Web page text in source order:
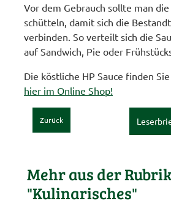
Vor dem Gebrauch sollte man die
schütteln, damit sich die
verbinden. So verteilt sich die
auf Sandwich, Pie oder
Die köstliche HP Sauce finden Sie
hier im Online Shop!
Zurück
Mehr aus der Rubrik
"Kulinarisches"